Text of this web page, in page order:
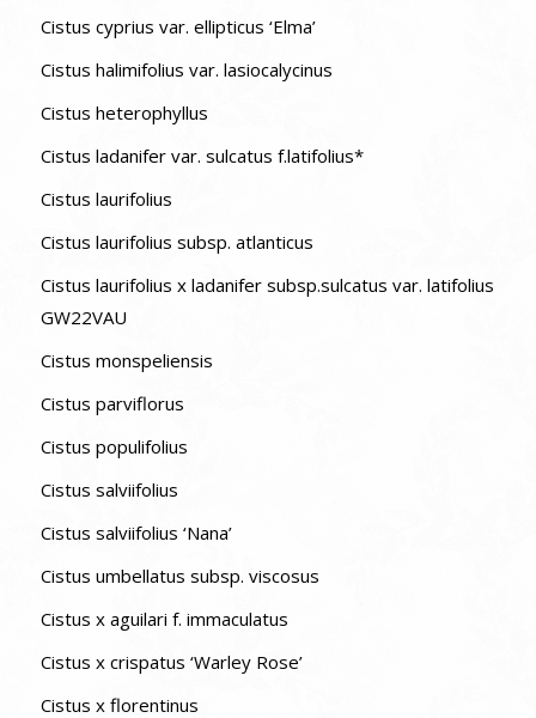
Cistus cyprius var. ellipticus ‘Elma’
Cistus halimifolius var. lasiocalycinus
Cistus heterophyllus
Cistus ladanifer var. sulcatus f.latifolius*
Cistus laurifolius
Cistus laurifolius subsp. atlanticus
Cistus laurifolius x ladanifer subsp.sulcatus var. latifolius
GW22VAU
Cistus monspeliensis
Cistus parviflorus
Cistus populifolius
Cistus salviifolius
Cistus salviifolius ‘Nana’
Cistus umbellatus subsp. viscosus
Cistus x aguilari f. immaculatus
Cistus x crispatus ‘Warley Rose’
Cistus x florentinus